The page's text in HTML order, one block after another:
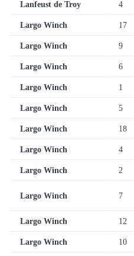
Lanfeust de Troy 4
Largo Winch 17
Largo Winch 9
Largo Winch 6
Largo Winch 1
Largo Winch 5
Largo Winch 18
Largo Winch 4
Largo Winch 2
Largo Winch 7
Largo Winch 12
Largo Winch 10